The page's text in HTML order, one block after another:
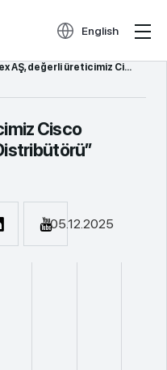
English
değerli üreticimiz Cisco tarafından 2...
Cisco
05.12.2025